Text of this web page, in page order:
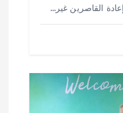
القاصرين غير…